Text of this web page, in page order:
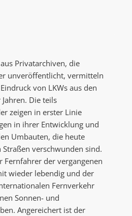
Privatarchiven, die
unveröffentlicht, vermitteln
von LKWs aus den
Die teils
zeigen in erster Linie
in ihrer Entwicklung und
Umbauten, die heute
verschwunden sind.
Fernfahrer der vergangenen
wieder lebendig und der
Fernverkehr
Sonnen- und
Angereichert ist der